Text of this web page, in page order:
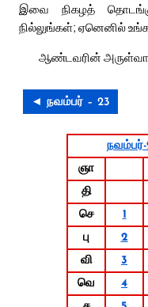
இவை நிகழத்
நில்லுங்கள்; ஏனெனில்
ஆண்டவரின்
◄ நவம்பர் – 23
ஞா
தி
செ
1
பு
2
வி
3
வெ
4